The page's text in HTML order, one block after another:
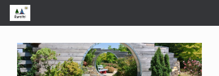
Zum
Inhalt
springen